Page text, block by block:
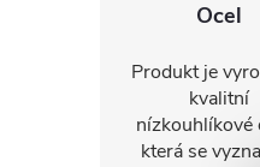
Ocel
Produkt je
kvalitní
nízkouhlíkové
která se